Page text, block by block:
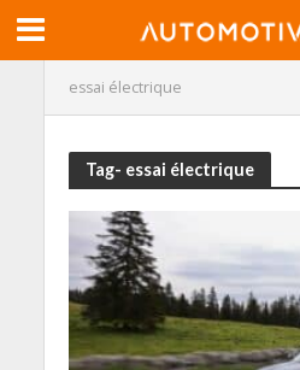
essai électrique
Tag- essai électrique